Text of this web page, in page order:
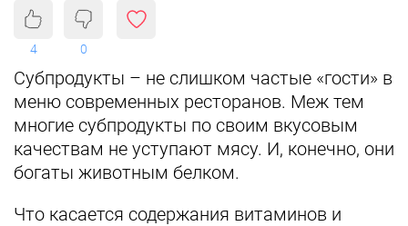
4 0
Субпродукты – не слишком частые «гости» в
меню современных ресторанов. Меж тем
многие субпродукты по своим вкусовым
качествам не уступают мясу. И, конечно, они
богаты животным белком.
Что касается содержания витаминов и